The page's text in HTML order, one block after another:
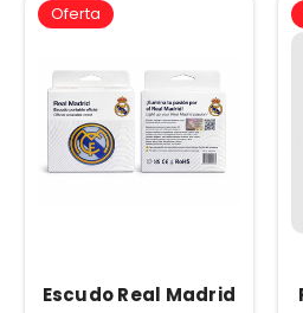
Oferta
Escudo Real Madrid